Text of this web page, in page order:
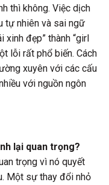
thì không. Việc dịch
tự nhiên và sai ngữ
đẹp” thành “girl
lỗi rất phổ biến. Cách
xuyên với các cấu
với nguồn ngôn
lại quan trọng?
trọng vì nó quyết
Một sự thay đổi nhỏ